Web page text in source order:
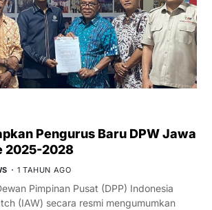
Pengurus Baru DPW Jawa
2025-2028
1 TAHUN AGO
Pimpinan Pusat (DPP) Indonesia
(IAW) secara resmi mengumumkan